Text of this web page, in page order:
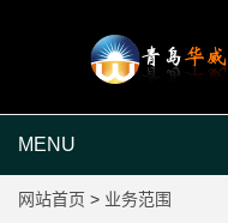
MENU
网站首页 > 业务范围